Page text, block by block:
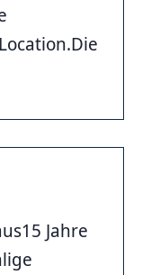
Jahre